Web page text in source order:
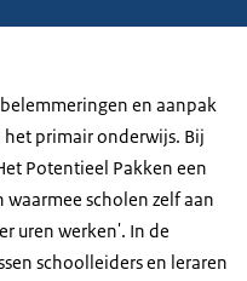
en aanpak
primair onderwijs. Bij
Potentieel Pakken een
scholen zelf aan
uren werken'. In de
schoolleiders en leraren